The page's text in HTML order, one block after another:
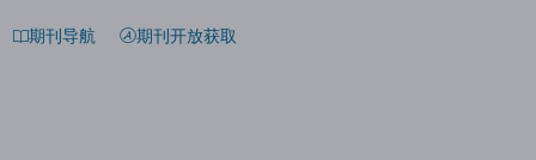
期刊导航 期刊开放获取